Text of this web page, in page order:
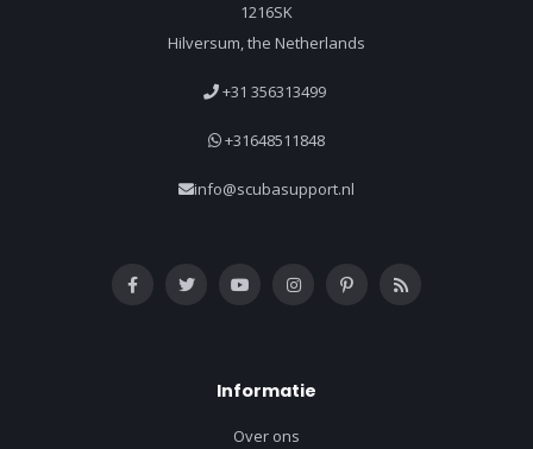
1216SK
Hilversum, the Netherlands
+31 356313499
+31648511848
info@scubasupport.nl
Informatie
Over ons